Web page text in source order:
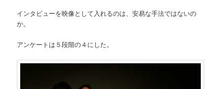
インタビューを映像として入れるのは、安易な手法ではないの
か。
アンケートは５段階の４にした。